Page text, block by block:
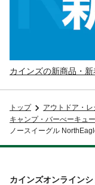
カインズの新商品・新
トップ
アウトドア・
キャンプ・バーべーキュ
ノースイーグル
カインズオンライン